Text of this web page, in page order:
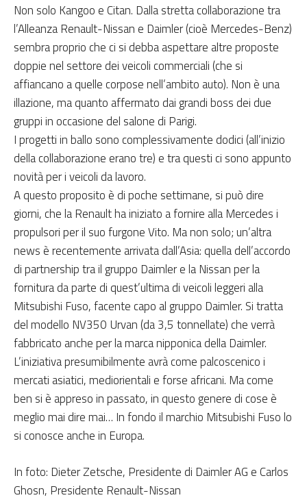
Non solo Kangoo e Citan. Dalla stretta collaborazione tra
l’Alleanza Renault-Nissan e Daimler (cioè Mercedes-Benz)
sembra proprio che ci si debba aspettare altre proposte
doppie nel settore dei veicoli commerciali (che si
affiancano a quelle corpose nell’ambito auto). Non è una
illazione, ma quanto affermato dai grandi boss dei due
gruppi in occasione del salone di Parigi.
I progetti in ballo sono complessivamente dodici (all’inizio
della collaborazione erano tre) e tra questi ci sono appunto
novità per i veicoli da lavoro.
A questo proposito è di poche settimane, si può dire
giorni, che la Renault ha iniziato a fornire alla Mercedes i
propulsori per il suo furgone Vito. Ma non solo; un’altra
news è recentemente arrivata dall’Asia: quella dell’accordo
di partnership tra il gruppo Daimler e la Nissan per la
fornitura da parte di quest’ultima di veicoli leggeri alla
Mitsubishi Fuso, facente capo al gruppo Daimler. Si tratta
del modello NV350 Urvan (da 3,5 tonnellate) che verrà
fabbricato anche per la marca nipponica della Daimler.
L’iniziativa presumibilmente avrà come palcoscenico i
mercati asiatici, mediorientali e forse africani. Ma come
ben si è appreso in passato, in questo genere di cose è
meglio mai dire mai… In fondo il marchio Mitsubishi Fuso lo
si conosce anche in Europa.
In foto: Dieter Zetsche, Presidente di Daimler AG e Carlos
Ghosn, Presidente Renault-Nissan